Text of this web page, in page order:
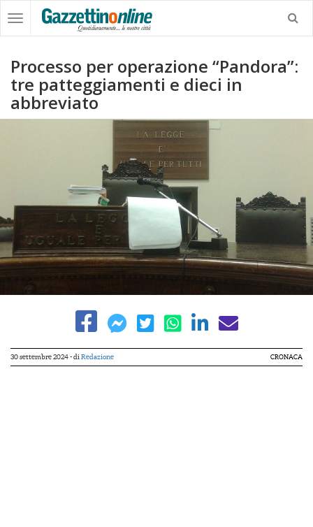
Processo per operazione “Pandora”:
tre patteggiamenti e dieci in
abbreviato
30 settembre 2024- di Redazione CRONACA